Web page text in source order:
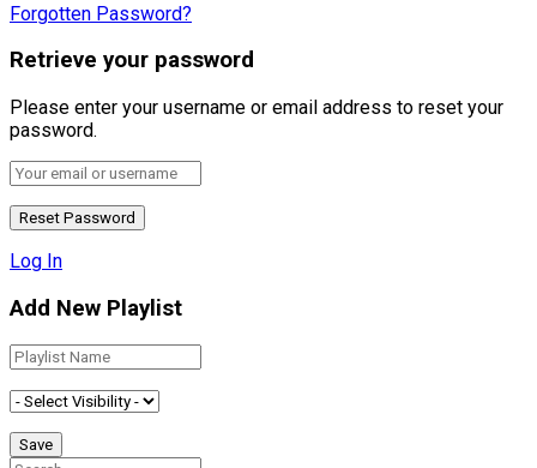
Forgotten Password?
Retrieve your password
Please enter your username or email address to reset your
password.
Log In
Add New Playlist